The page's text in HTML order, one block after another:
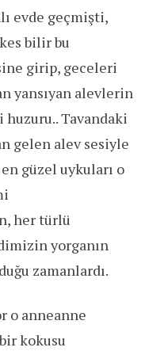
evde geçmişti,
bilir bu
girip, geceleri
yansıyan alevlerin
Tavandaki
gelen alev sesiyle
güzel uykuları o
her türlü
yorganın
zamanlardı.
o anneanne
kokusu